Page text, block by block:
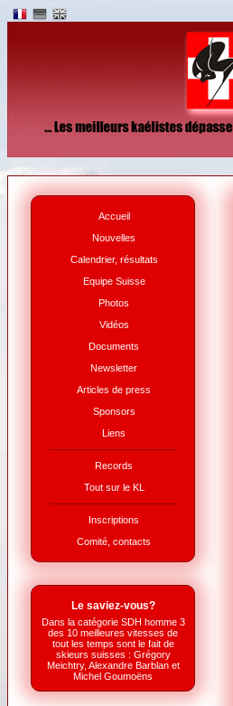
Accueil
Nouvelles
Calendrier, résultats
Equipe Suisse
Photos
Vidéos
Documents
Newsletter
Articles de press
Sponsors
Liens
Records
Tout sur le KL
Inscriptions
Comité, contacts
Le saviez-vous?
Dans la catégorie SDH homme 3
des 10 meilleures vitesses de
tout les temps sont le fait de
skieurs suisses : Grégory
Meichtry, Alexandre Barblan et
Michel Goumoëns